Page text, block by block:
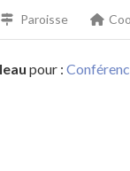
Paroisse
pour :